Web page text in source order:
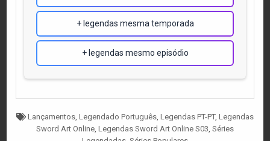
+ legendas mesma temporada
+ legendas mesmo episódio
Tagged
Lançamentos, Legendado Português, Legendas PT-PT, Legendas
Sword Art Online, Legendas Sword Art Online S03, Séries